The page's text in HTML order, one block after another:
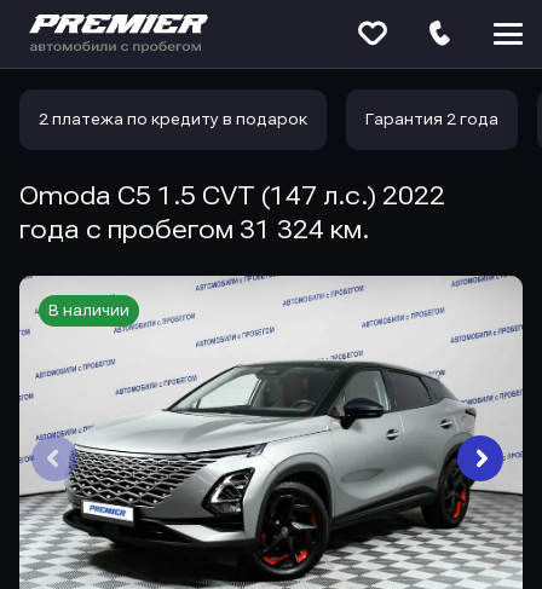
2 платежа по кредиту в подарок Гарантия 2 года
Omoda C5 1.5 CVT (147 л.с.) 2022
года с пробегом 31 324 км.
В наличии